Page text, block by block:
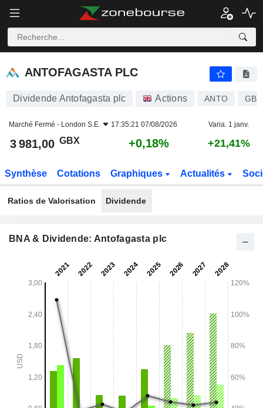
ANTOFAGASTA PLC
ANTOFAGASTA PLC
Dividende Antofagasta plc Actions ANTO
Marché Fermé - London S.E. 17:35:21 07/08/2026 Varia. 1 janv.
3 981,00 GBX +0,18% +21,41%
Synthèse Cotations Graphiques Actualités
Ratios de Valorisation Dividende
BNA & Dividende: Antofagasta plc